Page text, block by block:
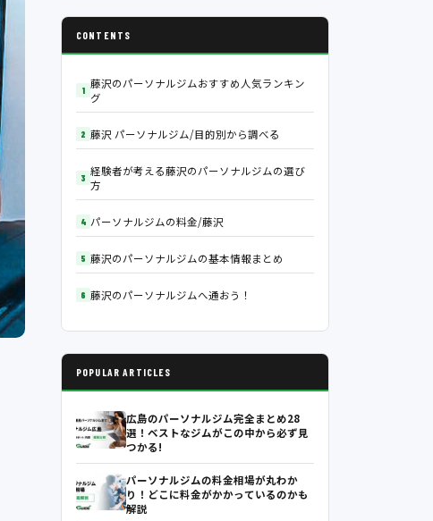
CONTENTS
藤沢のパーソナルジムおすすめ人気ランキン
グ
藤沢 パーソナルジム/目的別から調べる
経験者が考える藤沢のパーソナルジムの選び
方
パーソナルジムの料金/藤沢
藤沢のパーソナルジムの基本情報まとめ
藤沢のパーソナルジムへ通おう！
POPULAR ARTICLES
広島のパーソナルジム完全まとめ28
選！ベストなジムがこの中から必ず見
つかる!
パーソナルジムの料金相場が丸わか
り！どこに料金がかかっているのかも
解説